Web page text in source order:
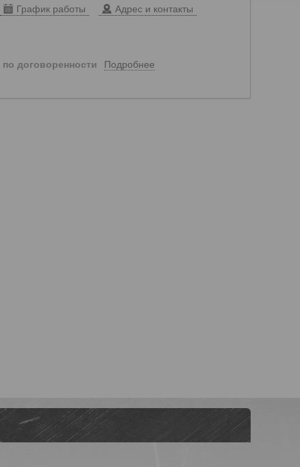
График работы Адрес и контакты
по договоренности Подробнее